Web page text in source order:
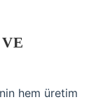
hem üretim